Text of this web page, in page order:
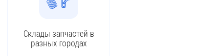
Склады запчастей в
разных городах